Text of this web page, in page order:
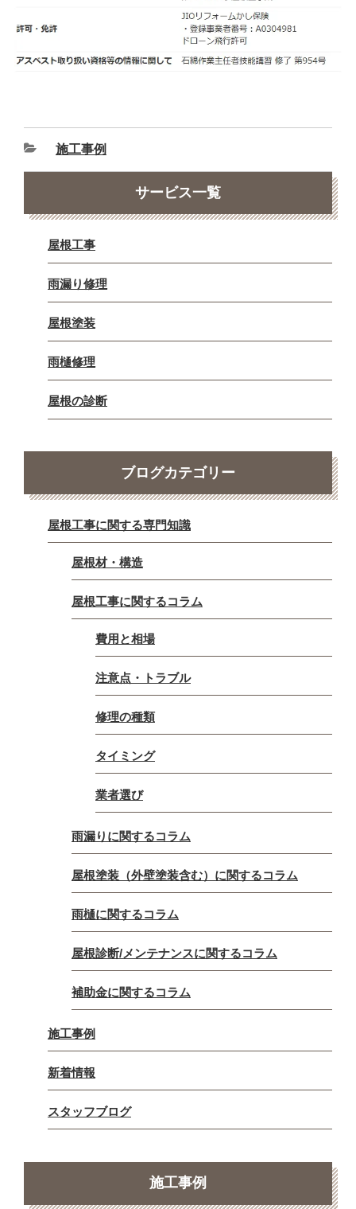
施工事例
サービス一覧
屋根工事
雨漏り修理
屋根塗装
雨樋修理
屋根の診断
ブログカテゴリー
屋根工事に関する専門知識
屋根材・構造
屋根工事に関するコラム
費用と相場
注意点・トラブル
修理の種類
タイミング
業者選び
雨漏りに関するコラム
屋根塗装（外壁塗装含む）に関するコラム
雨樋に関するコラム
屋根診断/メンテナンスに関するコラム
補助金に関するコラム
施工事例
新着情報
スタッフブログ
施工事例